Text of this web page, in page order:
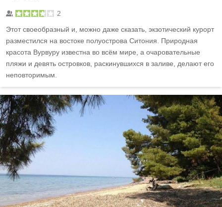
2
Этот своеобразный и, можно даже сказать, экзотический курорт
разместился на востоке полуострова Ситония. Природная
красота Вурвуру известна во всём мире, а очаровательные
пляжи и девять островков, раскинувшихся в заливе, делают его
неповторимым.